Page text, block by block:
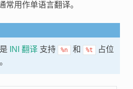
常用作单语言翻译。
INI 翻译支持 %n 和 %t
占位